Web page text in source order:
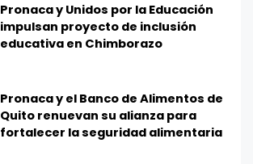
Pronaca y Unidos por la Educación
impulsan proyecto de inclusión
educativa en Chimborazo
Pronaca y el Banco de Alimentos de
Quito renuevan su alianza para
fortalecer la seguridad alimentaria